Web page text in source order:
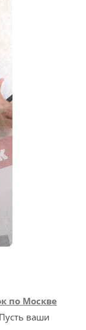
по Москве
ваши